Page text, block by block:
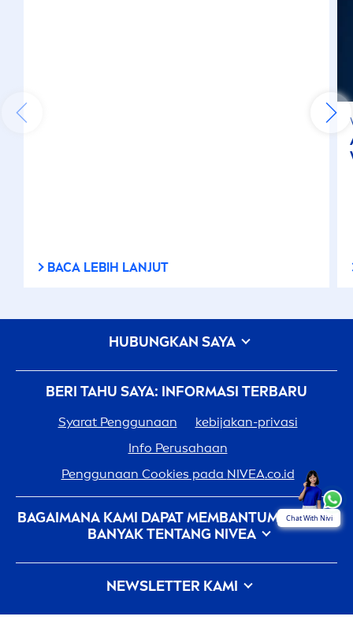
BACA LEBIH LANJUT
Chat With Nivi
BERI TAHU SAYA: INFORMASI TERBARU
Syarat Penggunaan
kebijakan-privasi
Info Perusahaan
Penggunaan Cookies pada NIVEA.co.id
BAGAIMANA KAMI DAPAT MEMBANTUMU: LEBIH
BANYAK TENTANG NIVEA
SejarahNIVEA- 100 Tahun Dalam Pembuatannya
Karir Di Beiersdorf
NEWSLETTER KAMI
HUBUNGKAN SAYA